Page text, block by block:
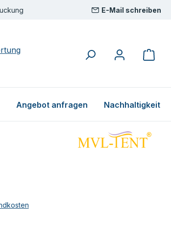
E-Mail schreiben
Angebot anfragen Nachhaltigkeit